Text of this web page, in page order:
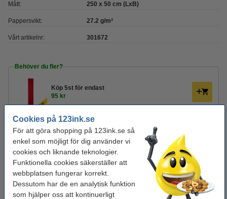
Cookies på 123ink.se
För att göra shopping på 123ink.se så
enkel som möjligt för dig använder vi
cookies och liknande teknologier.
Funktionella cookies säkerställer att
webbplatsen fungerar korrekt.
Dessutom har de en analytisk funktion
som hjälper oss att kontinuerligt
Mått: 250 x 50 cm (LxB)
Pappersvikt: 27.2 g/m²
Vårt artikelnr: 301672
Behöver du fler?
Köp 5st för endast
95 kr
125 kr
Glöm inte att beställa!
Sax 195mm | 123ink